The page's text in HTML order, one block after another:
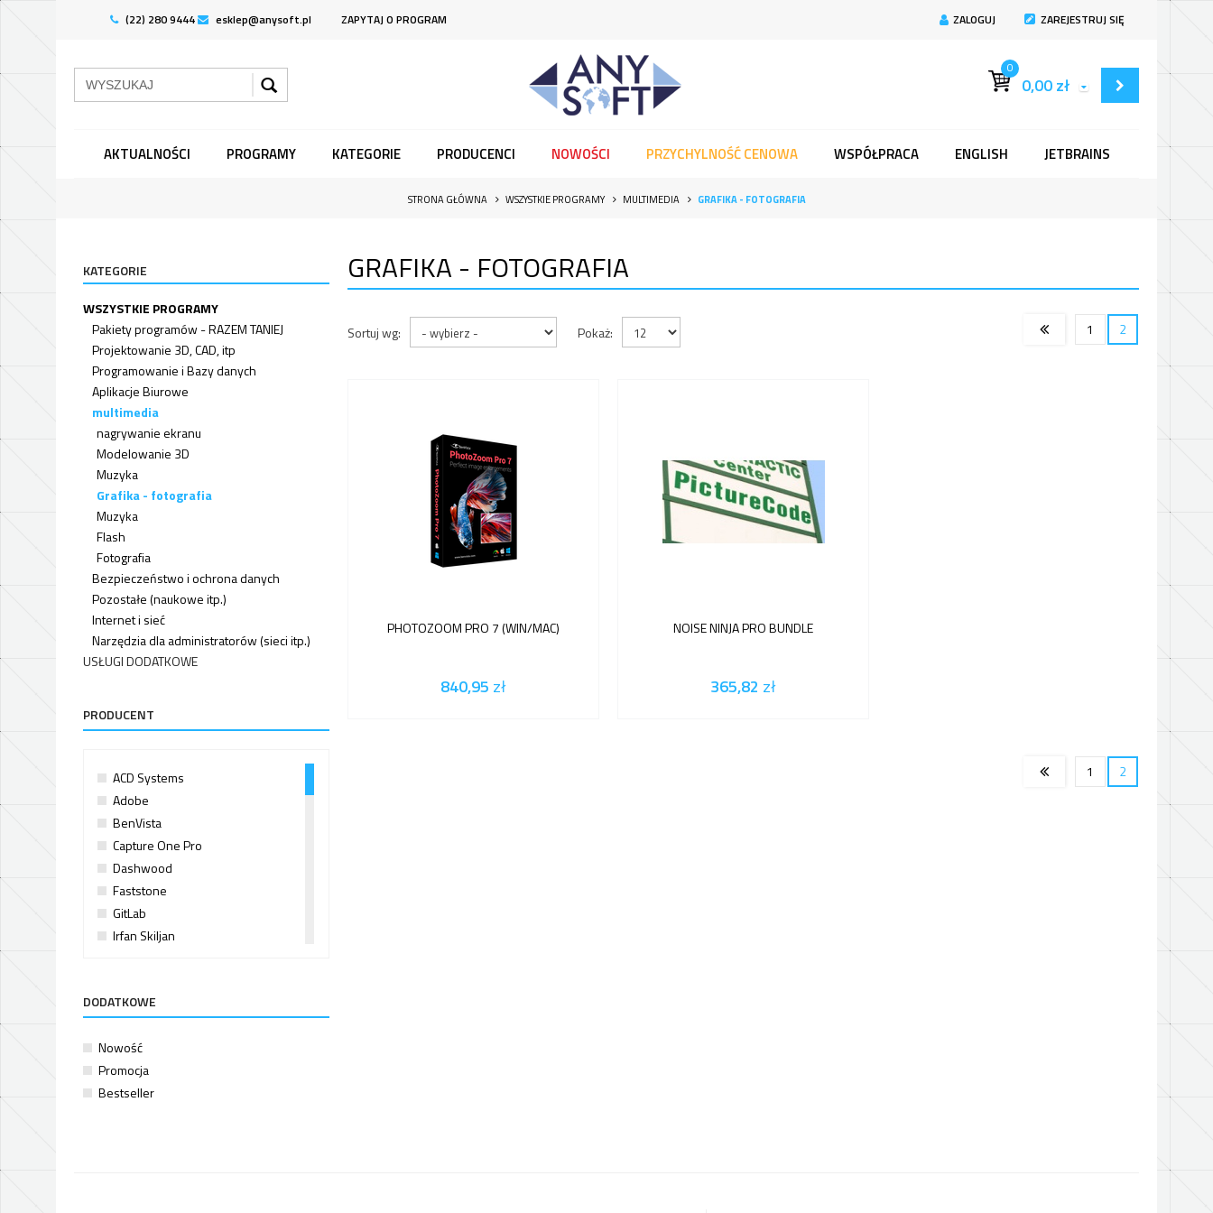
(22) 280 9444 esklep@anysoft.pl ZAPYTAJ O PROGRAM ZALOGUJ ZAREJESTRUJ SIĘ
0
0,00zł
AKTUALNOŚCI PROGRAMY KATEGORIE PRODUCENCI NOWOŚCI PRZYCHYLNOŚĆ CENOWA WSPÓŁPRACA ENGLISH JETBRAINS
STRONA GŁÓWNA WSZYSTKIE PROGRAMY MULTIMEDIA GRAFIKA - FOTOGRAFIA
KATEGORIE
WSZYSTKIE PROGRAMY
Pakiety programów - RAZEM TANIEJ
Projektowanie 3D, CAD, itp
Programowanie i Bazy danych
Aplikacje Biurowe
multimedia
nagrywanie ekranu
Modelowanie 3D
Muzyka
Grafika - fotografia
Muzyka
Flash
Fotografia
Bezpieczeństwo i ochrona danych
Pozostałe (naukowe itp.)
Internet i sieć
Narzędzia dla administratorów (sieci itp.)
USŁUGI DODATKOWE
PRODUCENT
ACD Systems
Adobe
BenVista
Capture One Pro
Dashwood
Faststone
GitLab
Irfan Skiljan
txt2dots
DODATKOWE
Nowość
Promocja
Bestseller
GRAFIKA - FOTOGRAFIA
Sortuj wg: Pokaż: 1 2
PHOTOZOOM PRO 7 (WIN/MAC)
840,95 zł
NOISE NINJA PRO BUNDLE
365,82 zł
1 2